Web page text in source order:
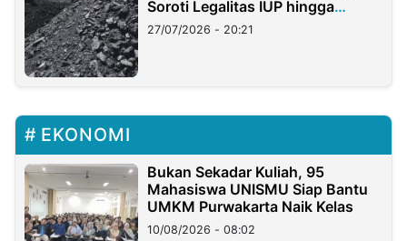
Soroti Legalitas IUP hingga
Stockpile
27/07/2026 - 20:21
EKONOMI
Bukan Sekadar Kuliah, 95
Mahasiswa UNISMU Siap Bantu
UMKM Purwakarta Naik Kelas
10/08/2026 - 08:02